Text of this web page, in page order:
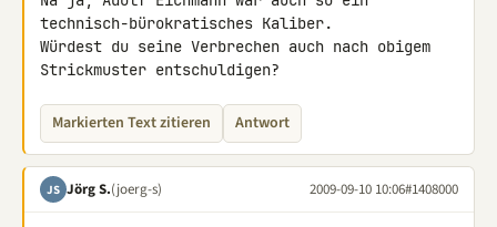
technisch-bürokratisches Kaliber.
Würdest du seine Verbrechen auch nach obigem
Strickmuster entschuldigen?
Markierten Text zitieren Antwort
JS Jörg S.(joerg-s) 2009-09-10 10:06#1408000